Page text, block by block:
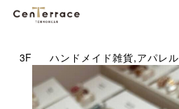
3F ハンドメイド雑貨,アパレル